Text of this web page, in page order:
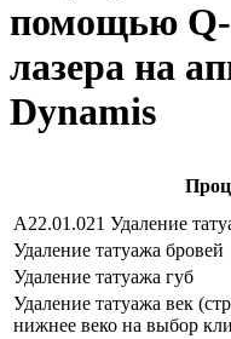
помощью
лазера на
Dynamis
А22.01.021 Удаление
Удаление татуажа бровей
Удаление татуажа губ
Удаление татуажа век
нижнее веко на выбор